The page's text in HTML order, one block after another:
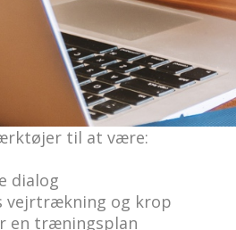
eksamen med ro i maven”.
til at være:
dialog
vejrtrækning og krop
en træningsplan